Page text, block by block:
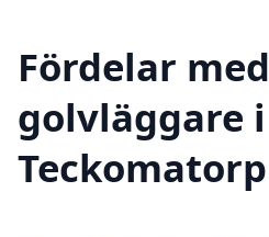
Fördelar
golvläggare i
Teckomatorp